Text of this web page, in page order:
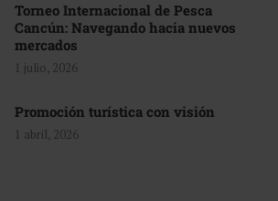
Torneo Internacional de Pesca
Cancún: Navegando hacia nuevos
mercados
1 julio, 2026
Promoción turística con visión
1 abril, 2026